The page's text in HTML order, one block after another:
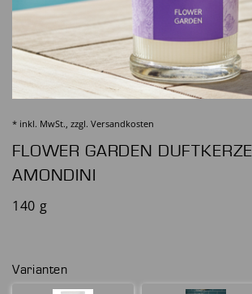
* inkl. MwSt., zzgl. Versandkosten
FLOWER GARDEN
AMONDINI
140 g
Varianten